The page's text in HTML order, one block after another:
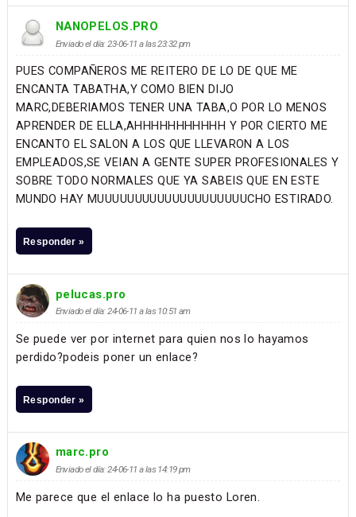
NANOPELOS.PRO
Enviado el día: 23-06-11 a las 23:32 pm
PUES COMPAÑEROS ME REITERO DE LO DE QUE ME
ENCANTA TABATHA,Y COMO BIEN DIJO
MARC,DEBERIAMOS TENER UNA TABA,O POR LO MENOS
APRENDER DE ELLA,AHHHHHHHHHHH Y POR CIERTO ME
ENCANTO EL SALON A LOS QUE LLEVARON A LOS
EMPLEADOS,SE VEIAN A GENTE SUPER PROFESIONALES Y
SOBRE TODO NORMALES QUE YA SABEIS QUE EN ESTE
MUNDO HAY MUUUUUUUUUUUUUUUUUUUUCHO ESTIRADO.
Responder »
pelucas.pro
Enviado el día: 24-06-11 a las 10:51 am
Se puede ver por internet para quien nos lo hayamos
perdido?podeis poner un enlace?
Responder »
marc.pro
Enviado el día: 24-06-11 a las 14:19 pm
Me parece que el enlace lo ha puesto Loren.